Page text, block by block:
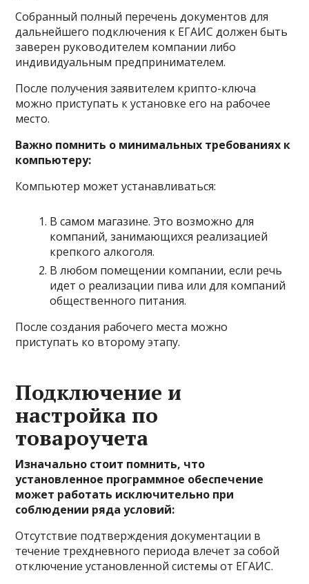
Собранный полный перечень документов для
дальнейшего подключения к ЕГАИС должен быть
заверен руководителем компании либо
индивидуальным предпринимателем.
После получения заявителем крипто-ключа
можно приступать к установке его на рабочее
место.
Важно помнить о минимальных требованиях к
компьютеру:
Компьютер может устанавливаться:
В самом магазине. Это возможно для
компаний, занимающихся реализацией
крепкого алкоголя.
В любом помещении компании, если речь
идет о реализации пива или для компаний
общественного питания.
После создания рабочего места можно
приступать ко второму этапу.
Подключение и
настройка по
товароучета
Изначально стоит помнить, что
установленное программное обеспечение
может работать исключительно при
соблюдении ряда условий:
Отсутствие подтверждения документации в
течение трехдневного периода влечет за собой
отключение установленной системы от ЕГАИС.